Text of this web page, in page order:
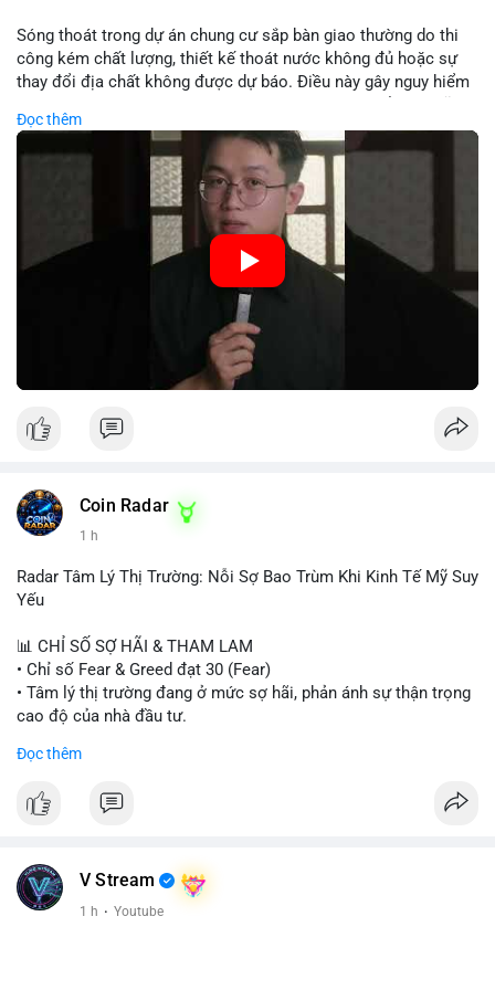
Lời khuyên:
Nhà đầu tư nên theo dõi các bước tiếp theo của địa chỉ ví nhận
để xác định rõ xu hướng. Tránh hành động theo cảm xúc; hãy
quan sát khối lượng khớp lệnh trên sàn trong 24-48 giờ tới để
đưa ra quyết định hợp lý.
#chuyendichlon #aplucban
Sóng thoát trong dự án chung cư sắp bàn giao thường do thi
công kém chất lượng, thiết kế thoát nước không đủ hoặc sự
thay đổi địa chất không được dự báo. Điều này gây nguy hiểm
trước khi nhận nhà.
🎥 Xem video trực tiếp tại:
Nguồn: 5 Phút Crypto
Đọc thêm
Coin Radar
1 h
Radar Tâm Lý Thị Trường: Nỗi Sợ Bao Trùm Khi Kinh Tế Mỹ Suy
Yếu
📊 CHỈ SỐ SỢ HÃI & THAM LAM
• Chỉ số Fear & Greed đạt 30 (Fear)
• Tâm lý thị trường đang ở mức sợ hãi, phản ánh sự thận trọng
cao độ của nhà đầu tư.
📈 XU HƯỚNG TÌM KIẾM & THẢO LUẬN
CASHCAT, CRO.
• Google Trends Việt Nam: Giá vàng thế giới, Giải bóng đá
Ngoại hạng Anh, Tin 24h, Trường đại học.
Đọc thêm
V Stream
1 h · Youtube